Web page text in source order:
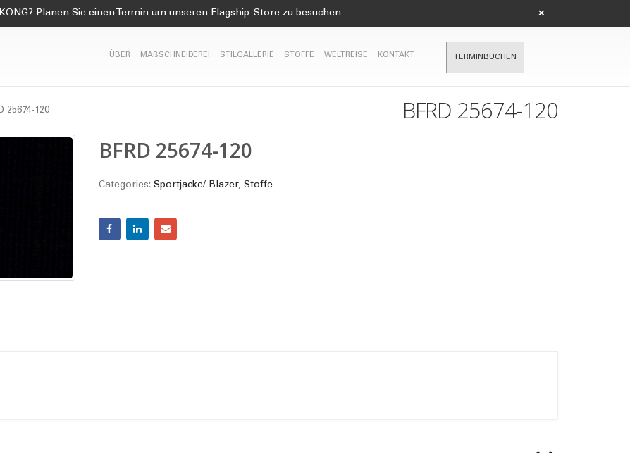
Planen Sie einen Termin um unseren Flagship-Store zu besuchen ×
ÜBER MAßSCHNEIDEREI STILGALLERIE STOFFE WELTREISE KONTAKT TERMINBUCHEN
BFRD 25674-120
25674-120
BFRD 25674-120
Categories: Sportjacke/ Blazer, Stoffe